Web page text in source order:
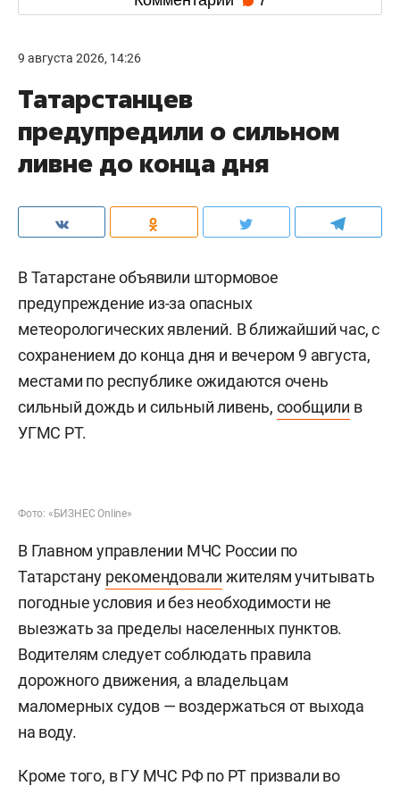
9 августа 2026, 14:26
Татарстанцев
предупредили о сильном
ливне до конца дня
В Татарстане объявили штормовое
предупреждение из-за опасных
метеорологических явлений. В ближайший час, с
сохранением до конца дня и вечером 9 августа,
местами по республике ожидаются очень
сильный дождь и сильный ливень, сообщили в
УГМС РТ.
Фото: «БИЗНЕС Online»
В Главном управлении МЧС России по
Татарстану рекомендовали жителям учитывать
погодные условия и без необходимости не
выезжать за пределы населенных пунктов.
Водителям следует соблюдать правила
дорожного движения, а владельцам
маломерных судов — воздержаться от выхода
на воду.
Кроме того, в ГУ МЧС РФ по РТ призвали во